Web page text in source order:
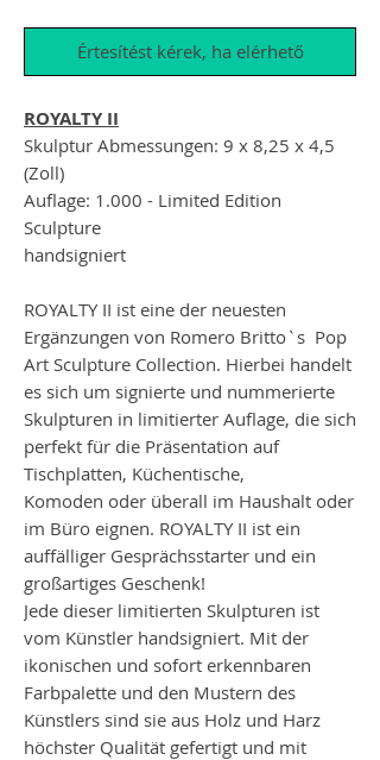
Értesítést kérek, ha elérhető
ROYALTY II
Skulptur Abmessungen: 9 x 8,25 x 4,5
(Zoll)
Auflage: 1.000 - Limited Edition
Sculpture
handsigniert
ROYALTY II ist eine der neuesten
Ergänzungen von Romero Britto`s Pop
Art Sculpture Collection. Hierbei handelt
es sich um signierte und nummerierte
Skulpturen in limitierter Auflage, die sich
perfekt für die Präsentation auf
Tischplatten, Küchentische,
Komoden oder überall im Haushalt oder
im Büro eignen. ROYALTY II ist ein
auffälliger Gesprächsstarter und ein
großartiges Geschenk!
Jede dieser limitierten Skulpturen ist
vom Künstler handsigniert. Mit der
ikonischen und sofort erkennbaren
Farbpalette und den Mustern des
Künstlers sind sie aus Holz und Harz
höchster Qualität gefertigt und mit